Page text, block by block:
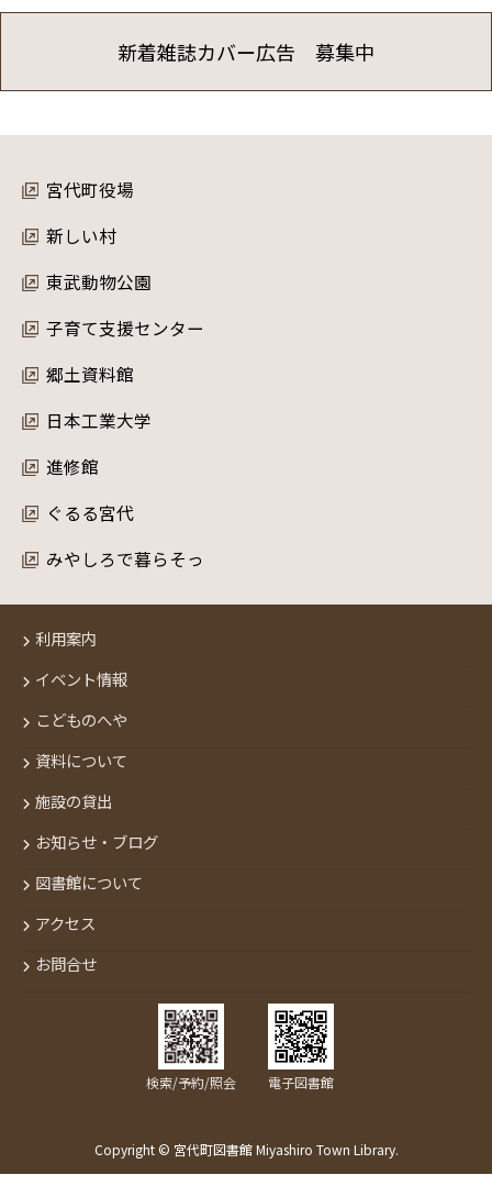
新着雑誌カバー広告 募集中
宮代町役場
新しい村
東武動物公園
子育て支援センター
郷土資料館
日本工業大学
進修館
ぐるる宮代
みやしろで暮らそっ
利用案内
イベント情報
こどものへや
資料について
施設の貸出
お知らせ・ブログ
図書館について
アクセス
お問合せ
検索/予約/照会 電子図書館
Copyright © 宮代町図書館 Miyashiro Town Library.